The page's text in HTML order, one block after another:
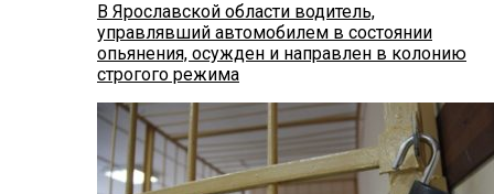
В Ярославской области водитель,
управлявший автомобилем в состоянии
опьянения, осужден и направлен в колонию
строгого режима